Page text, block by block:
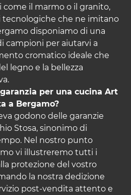
come il marmo o il granito,
che ne imitano
disponiamo di una
campioni per aiutarvi a
cromatico ideale che
legno e la bellezza
per una cucina Art
a Bergamo?
godono delle garanzie
Stosa, sinonimo di
Nel nostro punto
vi illustreremo tutti i
protezione del vostro
la nostra dedizione
post-vendita attento e